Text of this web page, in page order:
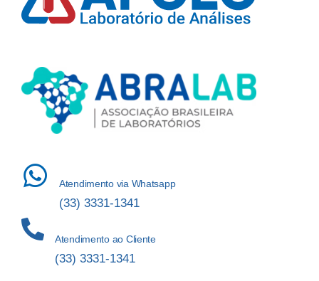
Atendimento via Whatsapp
(33) 3331-1341
Atendimento ao Cliente
(33) 3331-1341